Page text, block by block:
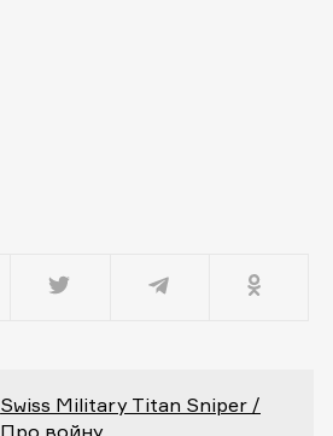
Swiss Military Titan Sniper /
Про войну